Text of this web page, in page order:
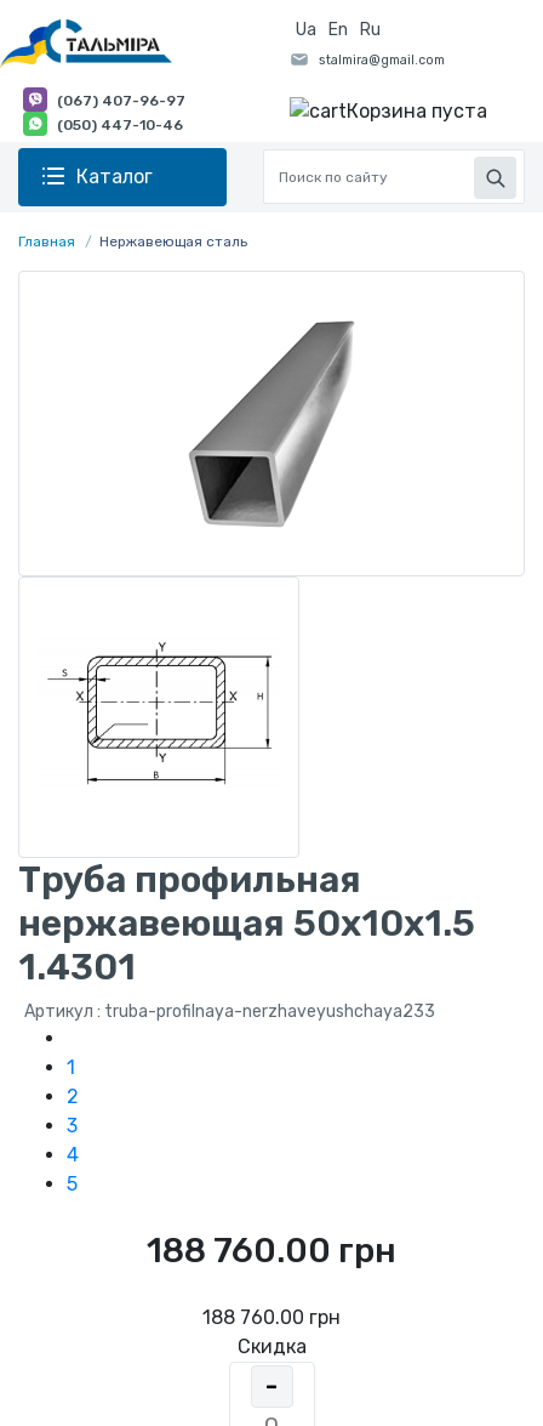
Ua En Ru
(067) 407-96-97
(050) 447-10-46
Корзина пуста
Каталог
Главная Нержавеющая сталь
Труба профильная
нержавеющая 50x10x1.5
1.4301
Артикул : truba-profilnaya-nerzhaveyushchaya233
1
2
3
4
5
188 760.00 грн
188 760.00 грн
Скидка
-